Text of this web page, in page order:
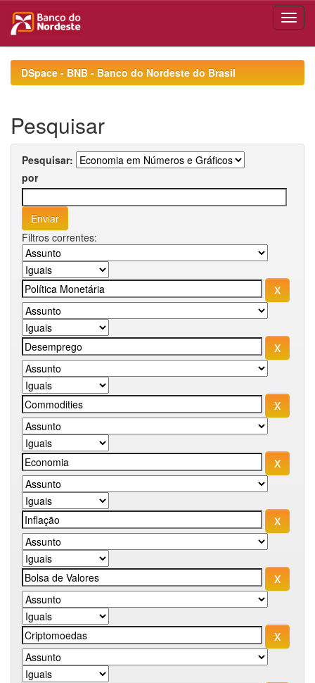
navigationDSpace - BNB - Banco do Nordeste do Brasil
Pesquisar
Pesquisar:
por
Filtros correntes: